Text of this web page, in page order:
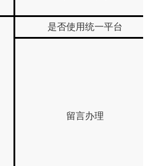
是否使用统一平台
留言办理